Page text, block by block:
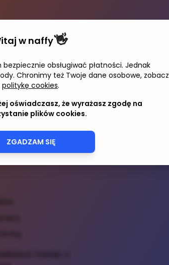
uczestników w
i liderów.
efektywności i
zadawania
efektywność swojej
i trener, z
Adres e-mail
wnaffy 👋
obsługiwać płatności. Jednak
Chronimy też Twoje dane osobowe, zobacz
politykę cookies.
oświadczasz, że wyrażasz zgodę na
plików cookies.
ZGADZAM SIĘ